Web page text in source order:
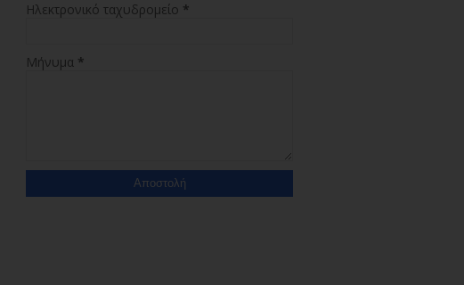
Ηλεκτρονικό ταχυδρομείο *
Μήνυμα *